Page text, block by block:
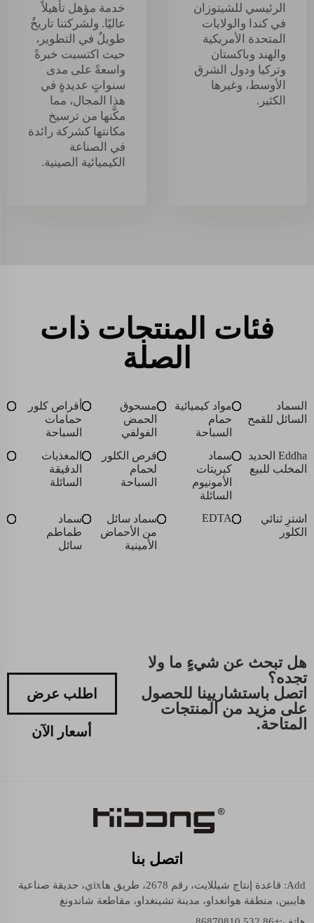
الرئيسي للشيتوزان
في كندا والولايات
المتحدة الأمريكية
والهند وباكستان
وتركيا ودول الشرق
الأوسط، وغيرها
الكثير.
خدمة مؤهل تأهيلاً
عاليًا. ولشركتنا تاريخٌ
طويلٌ في التطوير،
حيث اكتسبت خبرةً
واسعةً على مدى
سنواتٍ عديدةٍ في
هذا المجال، مما
مكَّنها من ترسيخ
مكانتها كشركة رائدة
في الصناعة
الكيميائية الصينية.
فئات المنتجات ذات
الصلة
السماد
السائل للقمح
مواد كيميائية
حمام
السباحة
مسحوق
الحمض
الفولفي
أقراص كلور
حمامات
السباحة
Eddha الحديد
المخلب للبيع
سماد
كبريتات
الأمونيوم
السائلة
قرص الكلور
لحمام
السباحة
المغذيات
الدقيقة
السائلة
اشترِ ثنائي
الكلور
EDTA
سماد سائل
من الأحماض
الأمينية
سماد
طماطم
سائل
هل تبحث عن شيءٍ ما ولا
تجده؟
اتصل باستشاريينا للحصول
على مزيد من المنتجات
المتاحة.
اطلب عرض
أسعار الآن
اتصل بنا
Add: قاعدة إنتاج شيللايت، رقم 2678، طريق هاixي، حديقة صناعية
هايبين، منطقة هوانغداو، مدينة تشينغداو، مقاطعة شاندونغ